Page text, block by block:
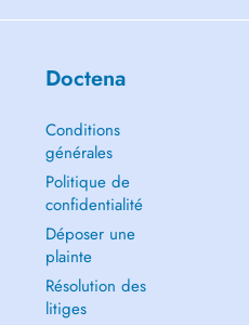
Doctena
Conditions
générales
Politique de
confidentialité
Déposer une
plainte
Résolution des
litiges